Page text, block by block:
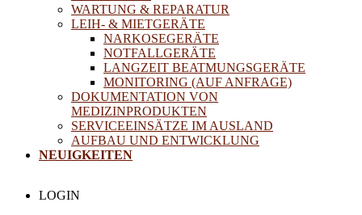
WARTUNG & REPARATUR
LEIH- & MIETGERÄTE
NARKOSEGERÄTE
NOTFALLGERÄTE
LANGZEIT BEATMUNGSGERÄTE
MONITORING (AUF ANFRAGE)
DOKUMENTATION VON
MEDIZINPRODUKTEN
SERVICEEINSÄTZE IM AUSLAND
AUFBAU UND ENTWICKLUNG
NEUIGKEITEN
LOGIN